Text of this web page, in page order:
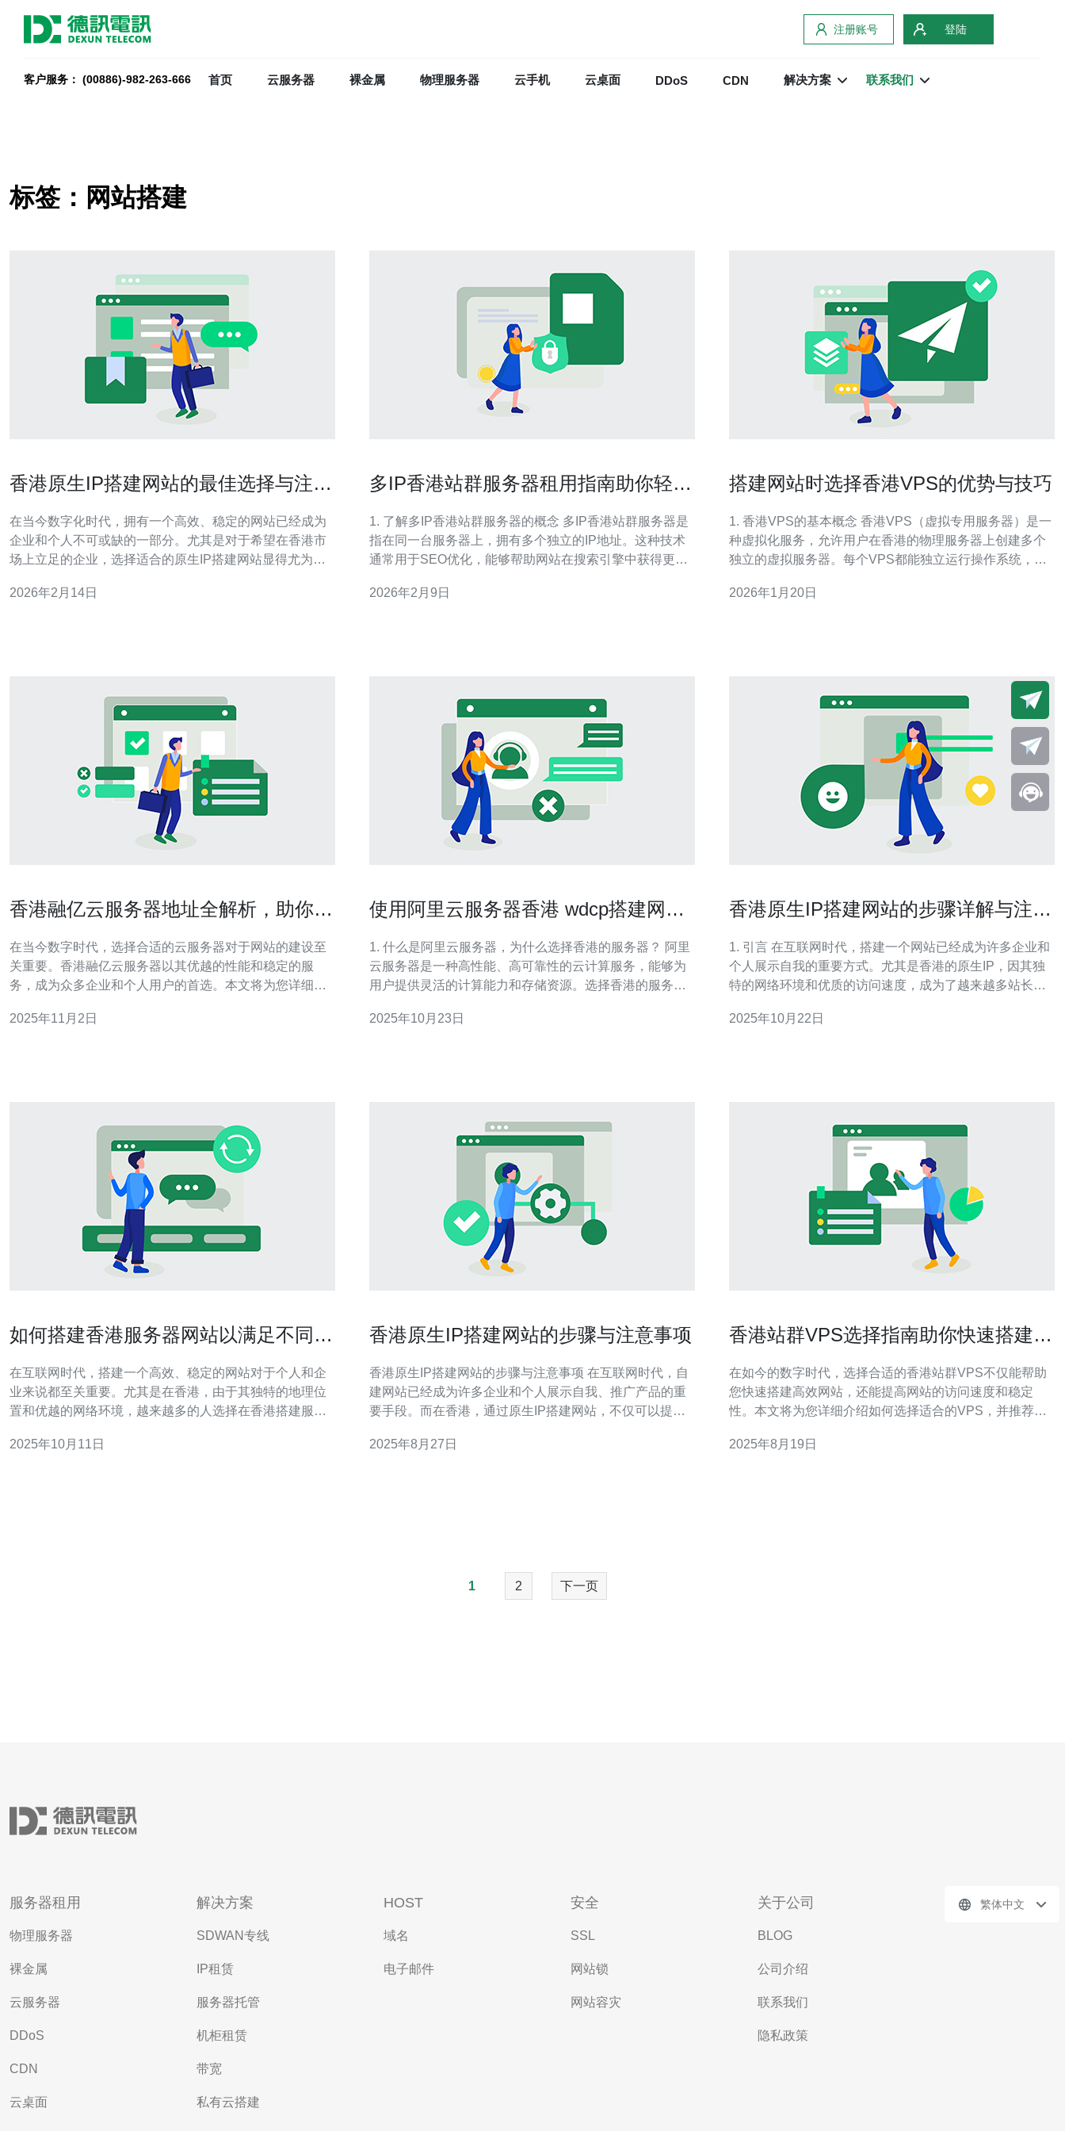
注册账号 登陆
客户服务： (00886)-982-263-666 首页 云服务器 裸金属 物理服务器 云手机 云桌面 DDoS CDN 解决方案 联系我们
标签：网站搭建
香港原生IP搭建网站的最佳选择与注意
在当今数字化时代，拥有一个高效、稳定的网站已经成为
企业和个人不可或缺的一部分。尤其是对于希望在香港市
场上立足的企业，选择适合的原生IP搭建网站显得尤为重
与注意事项，帮助您在这条道路上走得更加顺畅。 首先，
2026年2月14日
多IP香港站群服务器租用指南助你轻松
1. 了解多IP香港站群服务器的概念 多IP香港站群服务器是
指在同一台服务器上，拥有多个独立的IP地址。这种技术
通常用于SEO优化，能够帮助网站在搜索引擎中获得更好
你的需求 在租用多IP香港站群服务器之前，首先要明确自
2026年2月9日
搭建网站时选择香港VPS的优势与技巧
1. 香港VPS的基本概念 香港VPS（虚拟专用服务器）是一
种虚拟化服务，允许用户在香港的物理服务器上创建多个
独立的虚拟服务器。每个VPS都能独立运行操作系统，并
在于其资源的独立性与灵活性。用户可以按照自己的需求
2026年1月20日
香港融亿云服务器地址全解析，助你轻
在当今数字时代，选择合适的云服务器对于网站的建设至
关重要。香港融亿云服务器以其优越的性能和稳定的服
务，成为众多企业和个人用户的首选。本文将为您详细解
相关信息，助您轻松实现网络梦想。 香港融亿云服务器地
2025年11月2日
使用阿里云服务器香港 wdcp搭建网站
1. 什么是阿里云服务器，为什么选择香港的服务器？ 阿里
云服务器是一种高性能、高可靠性的云计算服务，能够为
用户提供灵活的计算能力和存储资源。选择香港的服务器
达，能够为用户提供更快的访问速度；其次，香港的服务
2025年10月23日
香港原生IP搭建网站的步骤详解与注意
1. 引言 在互联网时代，搭建一个网站已经成为许多企业和
个人展示自我的重要方式。尤其是香港的原生IP，因其独
特的网络环境和优质的访问速度，成为了越来越多站长的
事项。 2. 选择合适的服务器/VPS 选择服务器或VPS是搭
2025年10月22日
如何搭建香港服务器网站以满足不同需
在互联网时代，搭建一个高效、稳定的网站对于个人和企
业来说都至关重要。尤其是在香港，由于其独特的地理位
置和优越的网络环境，越来越多的人选择在香港搭建服务
足不同需求。 首先，了解香港服务器的种类是搭建网站的
2025年10月11日
香港原生IP搭建网站的步骤与注意事项
香港原生IP搭建网站的步骤与注意事项 在互联网时代，自
建网站已经成为许多企业和个人展示自我、推广产品的重
要手段。而在香港，通过原生IP搭建网站，不仅可以提高
介绍香港原生IP搭建网站的具体步骤及注意事项，帮助您
2025年8月27日
香港站群VPS选择指南助你快速搭建高
在如今的数字时代，选择合适的香港站群VPS不仅能帮助
您快速搭建高效网站，还能提高网站的访问速度和稳定
性。本文将为您详细介绍如何选择适合的VPS，并推荐德
搭建。 选择香港站群VPS的重要性 选择香港站群VPS的主
2025年8月19日
1 2 下一页
服务器租用
物理服务器
裸金属
云服务器
DDoS
CDN
云桌面
解决方案
SDWAN专线
IP租赁
服务器托管
机柜租赁
带宽
私有云搭建
HOST
域名
电子邮件
安全
SSL
网站锁
网站容灾
关于公司
BLOG
公司介绍
联系我们
隐私政策
繁体中文